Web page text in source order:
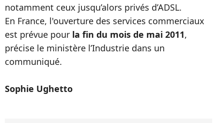
notamment ceux jusqu’alors privés d’ADSL.
En France, l'ouverture des services commerciaux
est prévue pour la fin du mois de mai 2011,
précise le ministère l’Industrie dans un
communiqué.
Sophie Ughetto